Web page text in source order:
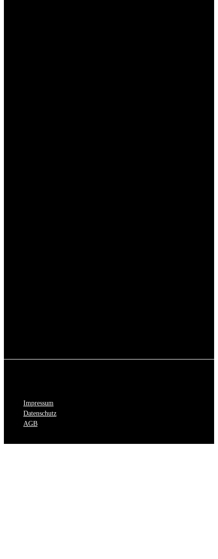
Impressum
Datenschutz
AGB